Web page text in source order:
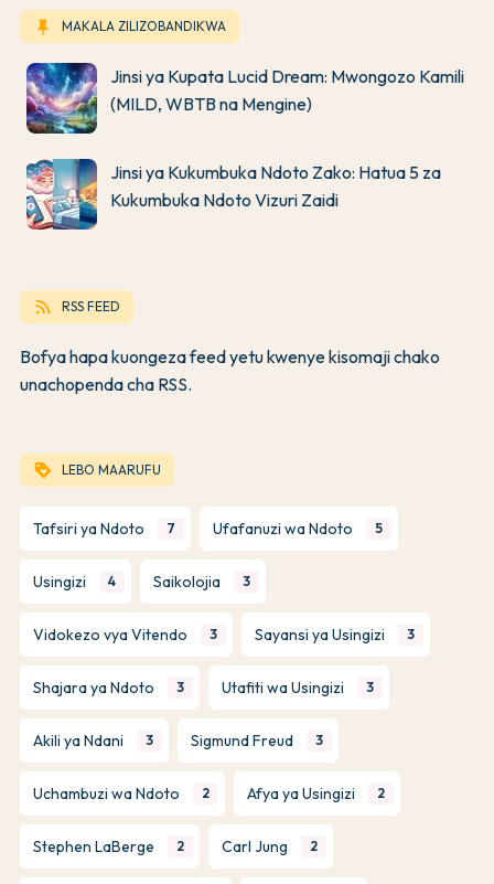
keep MAKALA ZILIZOBANDIKWA
Jinsi ya Kupata Lucid Dream: Mwongozo Kamili
(MILD, WBTB na Mengine)
Jinsi ya Kukumbuka Ndoto Zako: Hatua 5 za
Kukumbuka Ndoto Vizuri Zaidi
rss_feed RSS FEED
Bofya hapa kuongeza feed yetu kwenye kisomaji chako
unachopenda cha RSS.
loyalty LEBO MAARUFU
Tafsiri ya Ndoto 7 Ufafanuzi wa Ndoto 5
Usingizi 4 Saikolojia 3
Vidokezo vya Vitendo 3 Sayansi ya Usingizi 3
Shajara ya Ndoto 3 Utafiti wa Usingizi 3
Akili ya Ndani 3 Sigmund Freud 3
Uchambuzi wa Ndoto 2 Afya ya Usingizi 2
Stephen LaBerge 2 Carl Jung 2